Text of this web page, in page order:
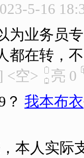
5-16
为业务员
都在转，
<空> 亮 0
？ 我本布衣
本人实际